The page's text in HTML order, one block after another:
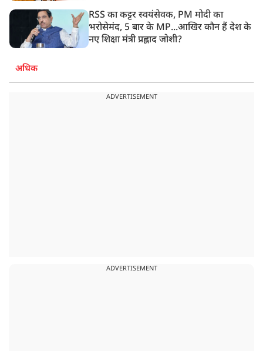
RSS का कट्टर स्वयंसेवक, PM मोदी का
भरोसेमंद, 5 बार के MP...आखिर कौन हैं देश के
नए शिक्षा मंत्री प्रह्लाद जोशी?
अधिक
ADVERTISEMENT
ADVERTISEMENT